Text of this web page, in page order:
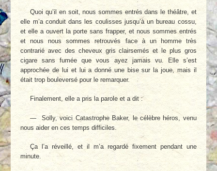
Quoi qu’il en soit, nous sommes entrés dans le théâtre, et
elle m’a conduit dans les coulisses jusqu’à un bureau cossu,
et elle a ouvert la porte sans frapper, et nous sommes entrés
et nous nous sommes retrouvés face à un homme très
contrarié avec des cheveux gris clairsemés et le plus gros
cigare sans fumée que vous ayez jamais vu. Elle s’est
approchée de lui et lui a donné une bise sur la joue, mais il
était trop bouleversé pour le remarquer.
Finalement, elle a pris la parole et a dit :
— Solly, voici Catastrophe Baker, le célèbre héros, venu
nous aider en ces temps difficiles.
Ça l’a réveillé, et il m’a regardé fixement pendant une
minute.